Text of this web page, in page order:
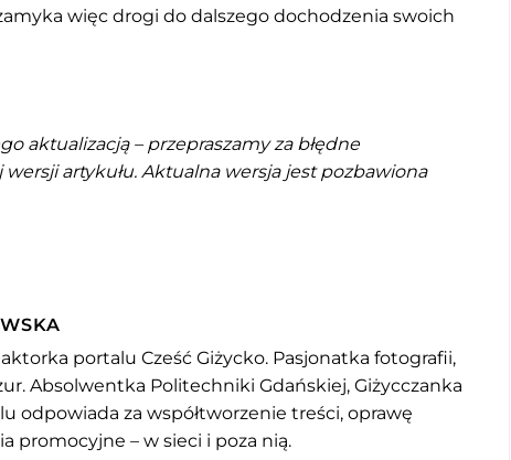
więc drogi do dalszego dochodzenia swoich
aktualizacją – przepraszamy za błędne
artykułu. Aktualna wersja jest pozbawiona
portalu Cześć Giżycko. Pasjonatka fotografii,
Absolwentka Politechniki Gdańskiej, Giżycczanka
odpowiada za współtworzenie treści, oprawę
promocyjne – w sieci i poza nią.